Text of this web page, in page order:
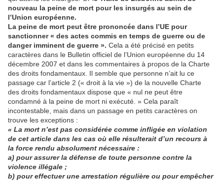
nouveau la peine de mort pour les insurgés au sein de
l’Union européenne.
La peine de mort peut être prononcée dans l’UE pour
sanctionner « des actes commis en temps de guerre ou de
danger imminent de guerre ». Cela a été précisé en petits
caractères dans le Bulletin officiel de l’Union européenne du 14
décembre 2007 et dans les commentaires à propos de la Charte
des droits fondamentaux. Il semble que personne n’ait lu ce
passage car l’article 2 (« droit à la vie ») de la nouvelle Charte
des droits fondamentaux dispose que « nul ne peut être
condamné à la peine de mort ni exécuté. » Cela paraît
incontestable, mais dans un passage en petits caractères on
trouve les exceptions :
« La mort n’est pas considérée comme infligée en violation
de cet article dans les cas où elle résulterait d’un recours à
la force rendu absolument nécessaire :
a) pour assurer la défense de toute personne contre la
violence illégale ;
b) pour effectuer une arrestation régulière ou pour empêcher